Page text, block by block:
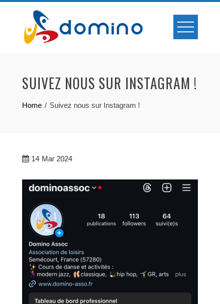
content
SUIVEZ NOUS SUR INSTAGRAM !
Home Suivez nous sur Instagram !
14 Mar 2024